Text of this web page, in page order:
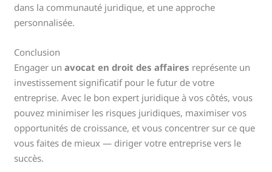
dans la communauté juridique, et une approche
personnalisée.
Conclusion
Engager unavocat en droit des affaires représente un
investissement significatif pour le futur de votre
entreprise. Avec le bon expert juridique à vos côtés, vous
pouvez minimiser les risques juridiques, maximiser vos
opportunités de croissance, et vous concentrer sur ce que
vous faites de mieux — diriger votre entreprise vers le
succès.